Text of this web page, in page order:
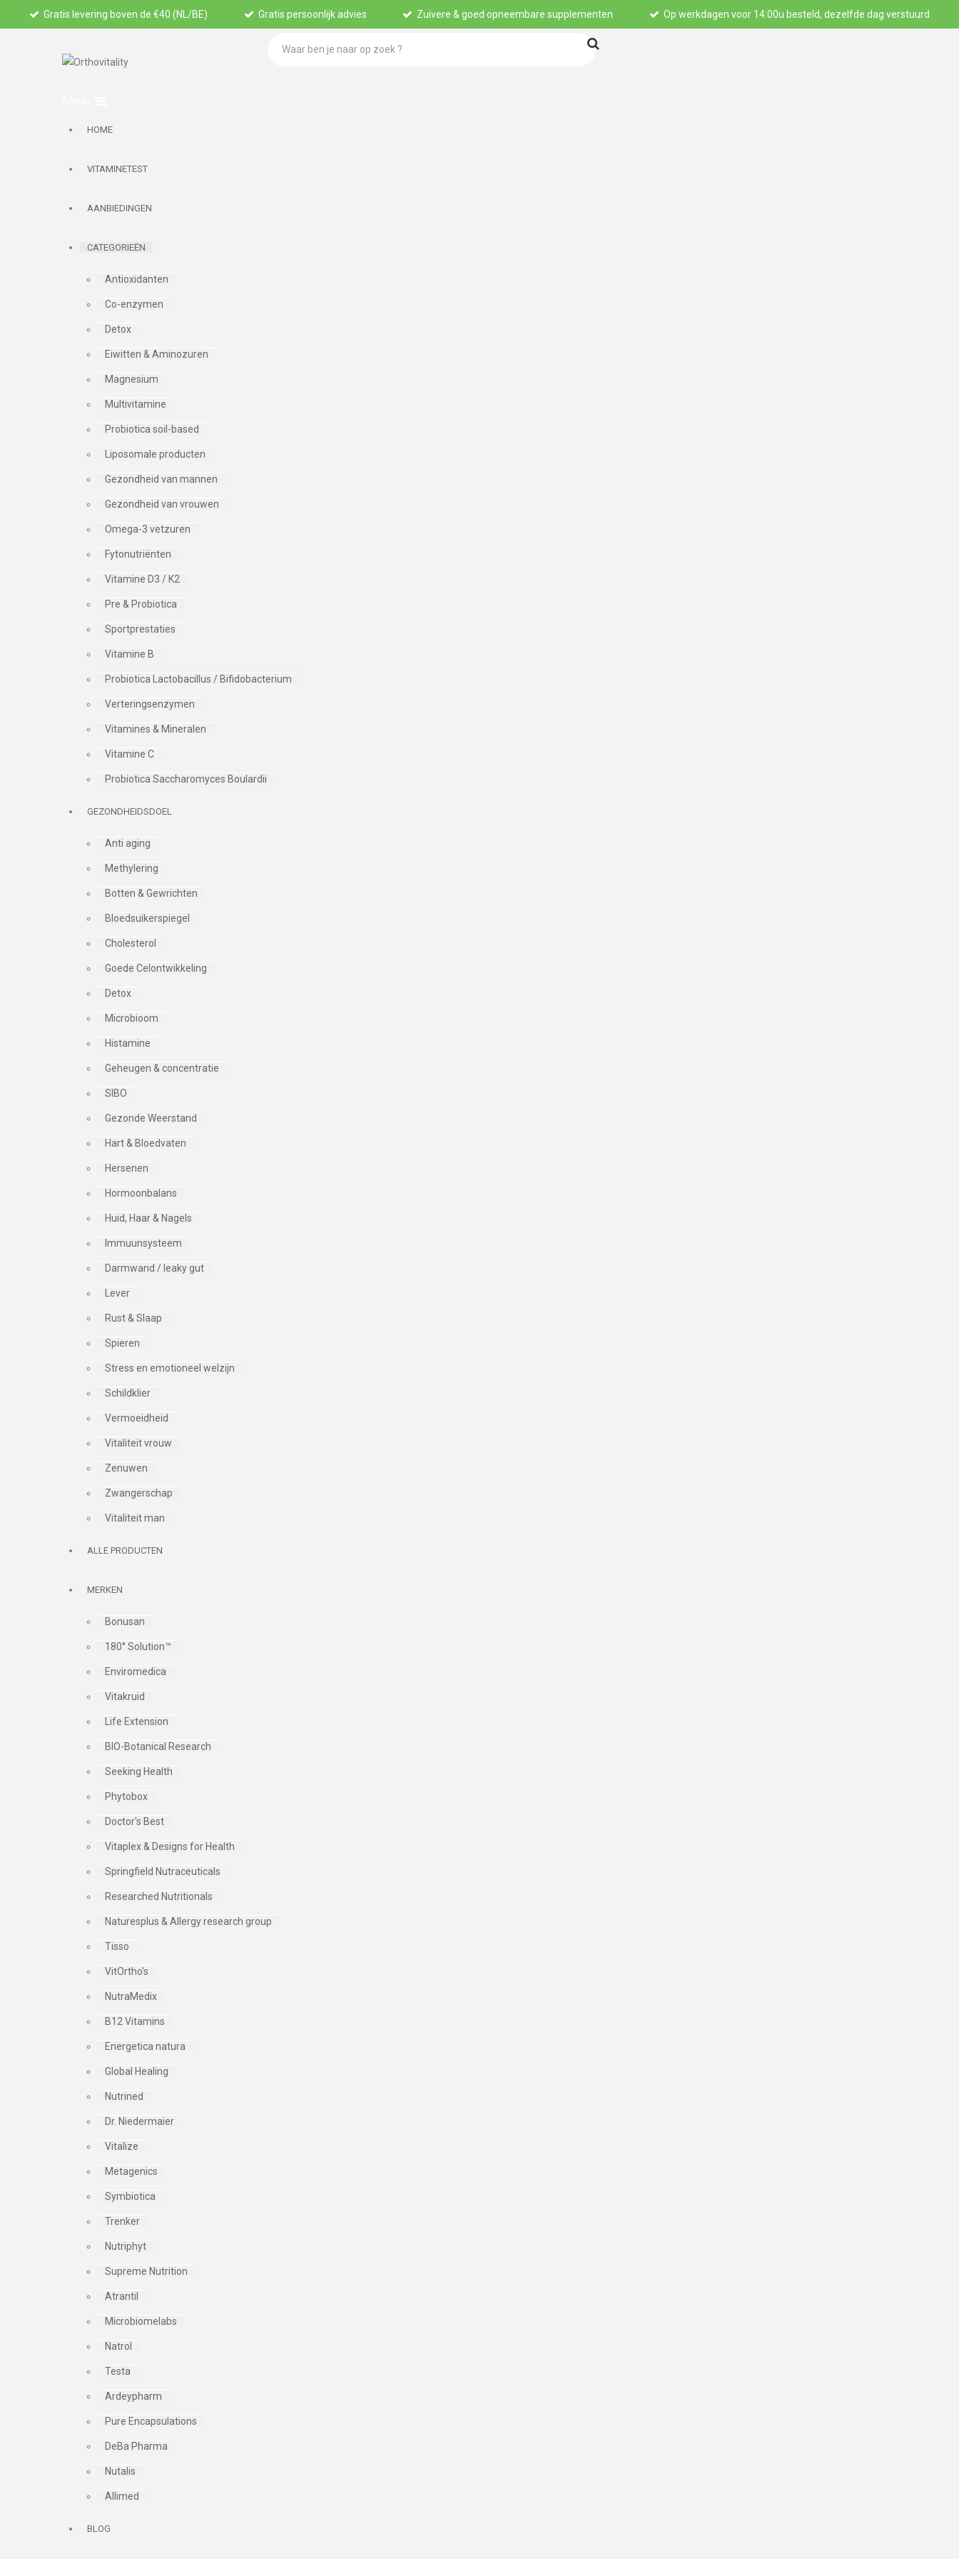
Gratis levering boven de €40 (NL/BE) Gratis persoonlijk advies Zuivere & goed opneembare supplementen Op werkdagen voor 14:00u besteld, dezelfde dag verstuurd
HOME
VITAMINETEST
AANBIEDINGEN
CATEGORIEËN
Antioxidanten
Co-enzymen
Detox
Eiwitten & Aminozuren
Magnesium
Multivitamine
Probiotica soil-based
Liposomale producten
Gezondheid van mannen
Gezondheid van vrouwen
Omega-3 vetzuren
Fytonutriënten
Vitamine D3 / K2
Pre & Probiotica
Sportprestaties
Vitamine B
Probiotica Lactobacillus / Bifidobacterium
Verteringsenzymen
Vitamines & Mineralen
Vitamine C
Probiotica Saccharomyces Boulardii
GEZONDHEIDSDOEL
Anti aging
Methylering
Botten & Gewrichten
Bloedsuikerspiegel
Cholesterol
Goede Celontwikkeling
Detox
Microbioom
Histamine
Geheugen & concentratie
SIBO
Gezonde Weerstand
Hart & Bloedvaten
Hersenen
Hormoonbalans
Huid, Haar & Nagels
Immuunsysteem
Darmwand / leaky gut
Lever
Rust & Slaap
Spieren
Stress en emotioneel welzijn
Schildklier
Vermoeidheid
Vitaliteit vrouw
Zenuwen
Zwangerschap
Vitaliteit man
ALLE PRODUCTEN
MERKEN
Bonusan
180° Solution™
Enviromedica
Vitakruid
Life Extension
BIO-Botanical Research
Seeking Health
Phytobox
Doctor's Best
Vitaplex & Designs for Health
Springfield Nutraceuticals
Researched Nutritionals
Naturesplus & Allergy research group
Tisso
VitOrtho's
NutraMedix
B12 Vitamins
Energetica natura
Global Healing
Nutrined
Dr. Niedermaier
Vitalize
Metagenics
Symbiotica
Trenker
Nutriphyt
Supreme Nutrition
Atrantil
Microbiomelabs
Natrol
Testa
Ardeypharm
Pure Encapsulations
DeBa Pharma
Nutalis
Allimed
BLOG